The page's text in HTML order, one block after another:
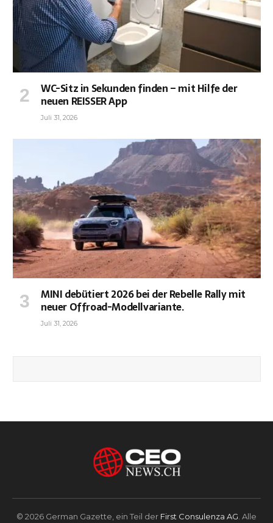
WC-Sitz in Sekunden finden – mit Hilfe der
neuen REISSER App
Juli 31, 2026
MINI debütiert 2026 bei der Rebelle Rally mit
neuer Offroad-Modellvariante.
Juli 31, 2026
© 2026 German Gazette, ein Teil der First Consulenza AG. Alle